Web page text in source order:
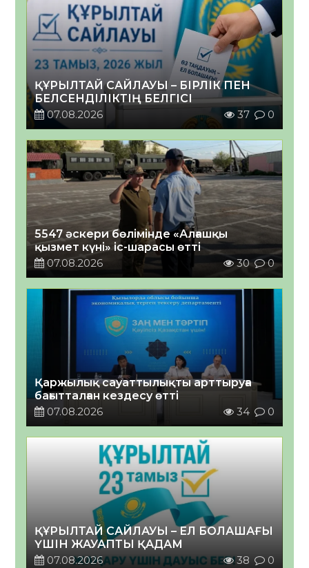
ҚҰРЫЛТАЙ САЙЛАУЫ – БІРЛІК ПЕН
БЕЛСЕНДІЛІКТІҢ БЕЛГІСІ
07.08.2026
37 0
5547 әскери бөлімінде «Алғашқы
қызмет күні» іс-шарасы өтті
07.08.2026
30 0
Қаржылық сауаттылықты арттыруға
бағытталған кездесу өтті
07.08.2026
34 0
ҚҰРЫЛТАЙ САЙЛАУЫ – ЕЛ БОЛАШАҒЫ
ҮШІН ЖАУАПТЫ ҚАДАМ
07.08.2026
38 0